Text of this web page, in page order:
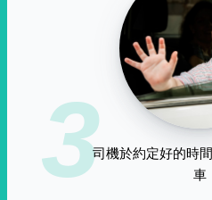
3司機於約定好的時
車